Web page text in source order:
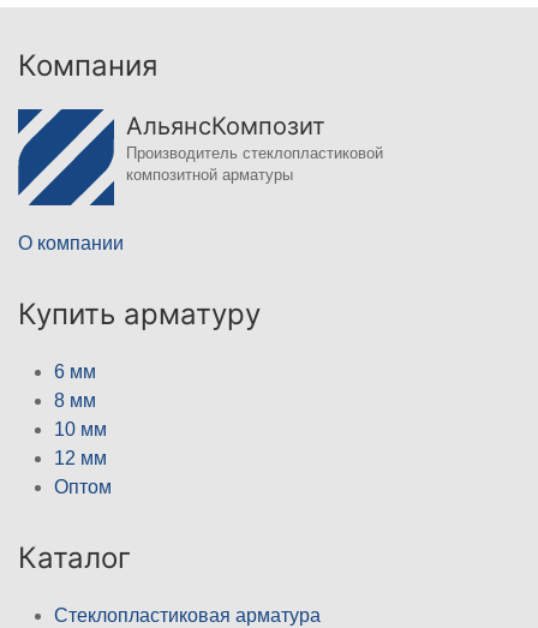
Компания
АльянсКомпозит
Производитель стеклопластиковой
композитной арматуры
О компании
Купить арматуру
6 мм
8 мм
10 мм
12 мм
Оптом
Каталог
Стеклопластиковая арматура